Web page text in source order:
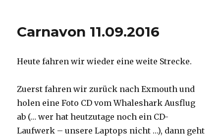
Carnavon 11.09.2016
Heute fahren wir wieder eine weite Strecke.
Zuerst fahren wir zurück nach Exmouth und
holen eine Foto CD vom Whaleshark Ausflug
ab (… wer hat heutzutage noch ein CD-
Laufwerk – unsere Laptops nicht …), dann geht